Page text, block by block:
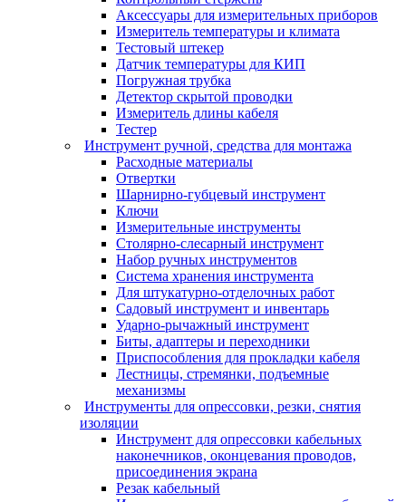
Аксессуары для измерительных приборов
Измеритель температуры и климата
Тестовый штекер
Датчик температуры для КИП
Погружная трубка
Детектор скрытой проводки
Измеритель длины кабеля
Тестер
Инструмент ручной, средства для монтажа
Расходные материалы
Отвертки
Шарнирно-губцевый инструмент
Ключи
Измерительные инструменты
Столярно-слесарный инструмент
Набор ручных инструментов
Система хранения инструмента
Для штукатурно-отделочных работ
Садовый инструмент и инвентарь
Ударно-рычажный инструмент
Биты, адаптеры и переходники
Приспособления для прокладки кабеля
Лестницы, стремянки, подъемные
механизмы
Инструменты для опрессовки, резки, снятия
изоляции
Инструмент для опрессовки кабельных
наконечников, оконцевания проводов,
присоединения экрана
Резак кабельный